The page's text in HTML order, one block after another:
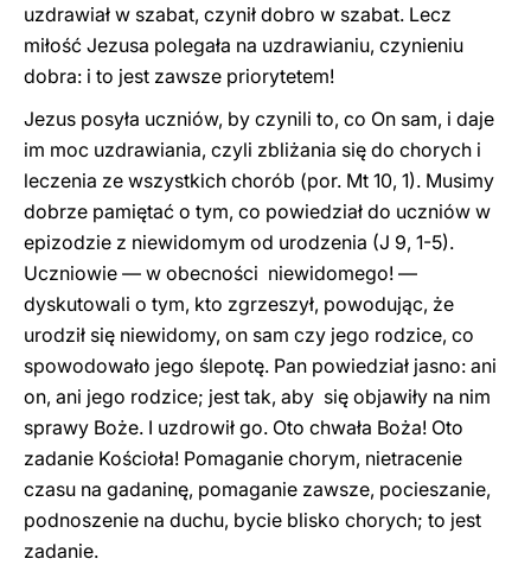
uzdrawiał w szabat, czynił dobro w szabat. Lecz
miłość Jezusa polegała na uzdrawianiu, czynieniu
dobra: i to jest zawsze priorytetem!
Jezus posyła uczniów, by czynili to, co On sam, i daje
im moc uzdrawiania, czyli zbliżania się do chorych i
leczenia ze wszystkich chorób (por. Mt 10, 1). Musimy
dobrze pamiętać o tym, co powiedział do uczniów w
epizodzie z niewidomym od urodzenia (J 9, 1-5).
Uczniowie — w obecności niewidomego! —
dyskutowali o tym, kto zgrzeszył, powodując, że
urodził się niewidomy, on sam czy jego rodzice, co
spowodowało jego ślepotę. Pan powiedział jasno: ani
on, ani jego rodzice; jest tak, aby się objawiły na nim
sprawy Boże. I uzdrowił go. Oto chwała Boża! Oto
zadanie Kościoła! Pomaganie chorym, nietracenie
czasu na gadaninę, pomaganie zawsze, pocieszanie,
podnoszenie na duchu, bycie blisko chorych; to jest
zadanie.